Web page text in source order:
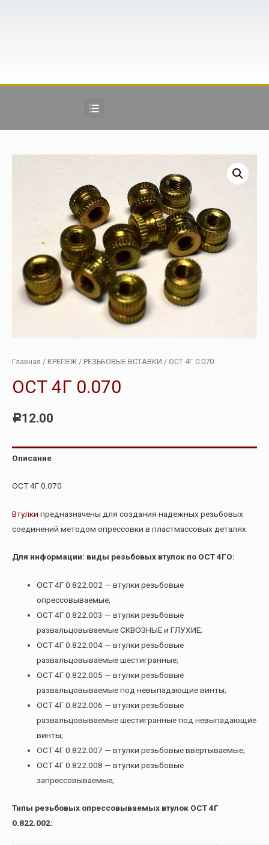
Главная / КРЕПЕЖ / РЕЗЬБОВЫЕ ВСТАВКИ / ОСТ 4Г 0.070
ОСТ 4Г 0.070
Р12.00
Описание
ОСТ 4Г 0.070
Втулки предназначены для создания надежных резьбовых
соединений методом опрессовки в пластмассовых деталях.
Для информации: виды резьбовых втулок по ОСТ 4ГО:
ОСТ 4Г 0.822.002 — втулки резьбовые
опрессовываемые;
ОСТ 4Г 0.822.003 — втулки резьбовые
развальцовываемые СКВОЗНЫЕ и ГЛУХИЕ;
ОСТ 4Г 0.822.004 — втулки резьбовые
развальцовываемые шестигранные;
ОСТ 4Г 0.822.005 — втулки резьбовые
развальцовываемые под невыпадающие винты;
ОСТ 4Г 0.822.006 — втулки резьбовые
развальцовываемые шестигранные под невыпадающие
винты;
ОСТ 4Г 0.822.007 — втулки резьбовые ввертываемые;
ОСТ 4Г 0.822.008 — втулки резьбовые
запрессовываемые;
Типы резьбовых опрессовываемых втулок ОСТ 4Г
0.822.002: